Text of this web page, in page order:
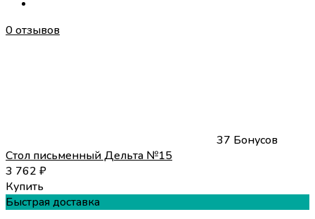
0 отзывов
37 Бонусов
Стол письменный Дельта №15
3 762 ₽
Купить
Быстрая доставка